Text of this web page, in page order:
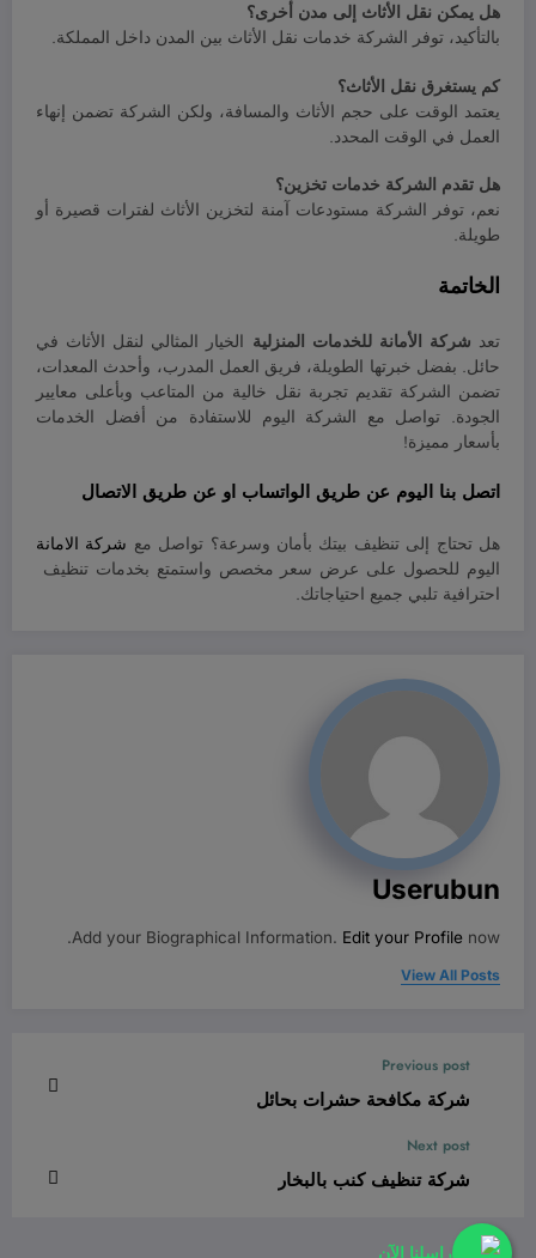
راسلنا الآن
هل يمكن نقل الأثاث إلى مدن أخرى؟
بالتأكيد، توفر الشركة خدمات نقل الأثاث بين المدن داخل المملكة.
كم يستغرق نقل الأثاث؟
يعتمد الوقت على حجم الأثاث والمسافة، ولكن الشركة تضمن إنهاء
العمل في الوقت المحدد.
هل تقدم الشركة خدمات تخزين؟
نعم، توفر الشركة مستودعات آمنة لتخزين الأثاث لفترات قصيرة أو
طويلة.
الخاتمة
تعد شركة الأمانة للخدمات المنزلية الخيار المثالي لنقل الأثاث في
حائل. بفضل خبرتها الطويلة، فريق العمل المدرب، وأحدث المعدات،
تضمن الشركة تقديم تجربة نقل خالية من المتاعب وبأعلى معايير
الجودة. تواصل مع الشركة اليوم للاستفادة من أفضل الخدمات
بأسعار مميزة!
اتصل بنا اليوم عن طريق الواتساب او عن طريق الاتصال
هل تحتاج إلى تنظيف بيتك بأمان وسرعة؟ تواصل مع شركة الامانة
اليوم للحصول على عرض سعر مخصص واستمتع بخدمات تنظيف
احترافية تلبي جميع احتياجاتك.
Userubun
Add your Biographical Information. Edit your Profile now.
View All Posts
Previous post
شركة مكافحة حشرات بحائل
Next post
شركة تنظيف كنب بالبخار